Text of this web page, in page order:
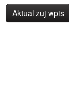
Aktualizuj wpis